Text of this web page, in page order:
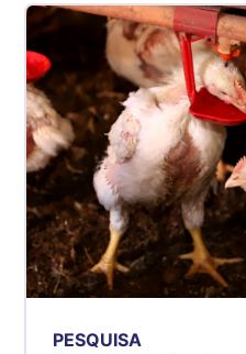
PESQUISA